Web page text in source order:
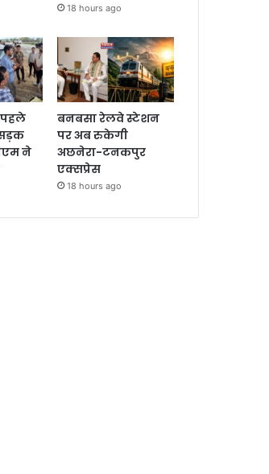
18 hours ago
पहले
सड़क
ने
बनबसा रेलवे स्टेशन
पर अब रुकेगी
अछनेरा-टनकपुर
एक्सप्रेस
18 hours ago